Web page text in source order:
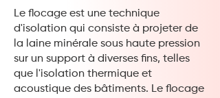
Le flocage est une technique
d'isolation qui consiste à projeter de
la laine minérale sous haute pression
sur un support à diverses fins, telles
que l'isolation thermique et
acoustique des bâtiments. Le flocage